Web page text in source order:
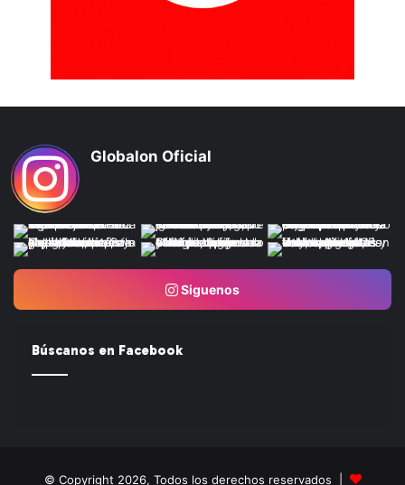
Globalon Oficial
Siguenos
Búscanos en Facebook
© Copyright 2026, Todos los derechos reservados |